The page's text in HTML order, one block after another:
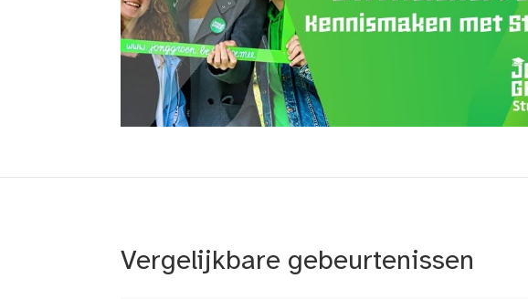
Vergelijkbare gebeurtenissen